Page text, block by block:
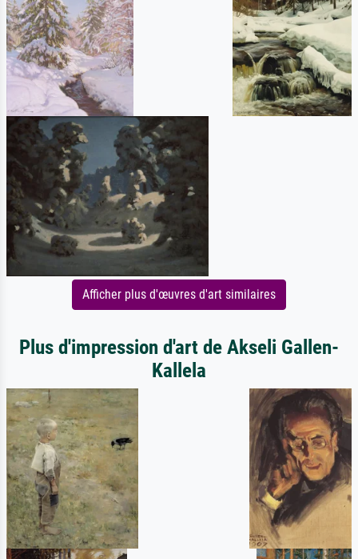
Afficher plus d'œuvres d'art similaires
Plus d'impression d'art de Akseli Gallen-
Kallela